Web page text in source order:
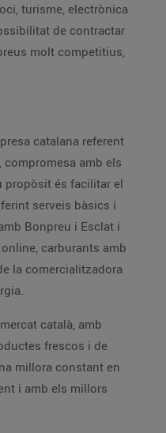
turisme, electrònica
de contractar
molt competitius,
catalana referent
compromesa amb els
propòsit és facilitar el
serveis bàsics i
Bonpreu i Esclat i
carburants amb
la comercialitzadora
català, amb
frescos i de
millora constant en
i amb els millors